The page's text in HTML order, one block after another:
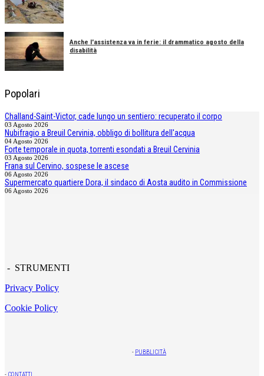
Anche l'assistenza va in ferie: il drammatico agosto della
disabilità
Popolari
Challand-Saint-Victor, cade lungo un sentiero: recuperato il corpo
03 Agosto 2026
Nubifragio a Breuil Cervinia, obbligo di bollitura dell'acqua
04 Agosto 2026
Forte temporale in quota, torrenti esondati a Breuil Cervinia
03 Agosto 2026
Frana sul Cervino, sospese le ascese
06 Agosto 2026
Supermercato quartiere Dora, il sindaco di Aosta audito in Commissione
06 Agosto 2026
- STRUMENTI
Privacy Policy
Cookie Policy
- PUBBLICITÀ
- CONTATTI